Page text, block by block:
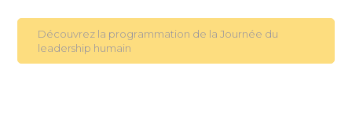
Découvrez la programmation de la Journée du
leadership humain